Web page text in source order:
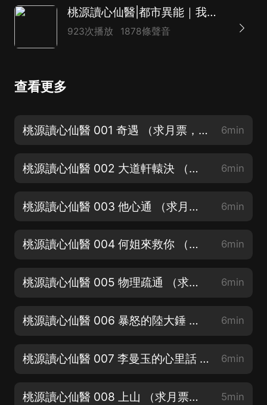
桃源讀心仙醫|都市異能｜我的美女姐姐們 多人有聲劇
923次播放 1878條聲音
查看更多
桃源讀心仙醫 001 奇遇 （求月票，訂閱，評論） 6min
桃源讀心仙醫 002 大道軒轅決 （求月票，訂閱，評論） 6min
桃源讀心仙醫 003 他心通 （求月票，訂閱，評論） 6min
桃源讀心仙醫 004 何姐來救你 （求月票，訂閱，評論） 6min
桃源讀心仙醫 005 物理疏通 （求月票，訂閱，評論） 6min
桃源讀心仙醫 006 暴怒的陸大錘 （求月票，訂閱，評論） 6min
桃源讀心仙醫 007 李曼玉的心里話 （求月票，訂閱，評論） 6min
桃源讀心仙醫 008 上山 （求月票，訂閱，評論） 5min